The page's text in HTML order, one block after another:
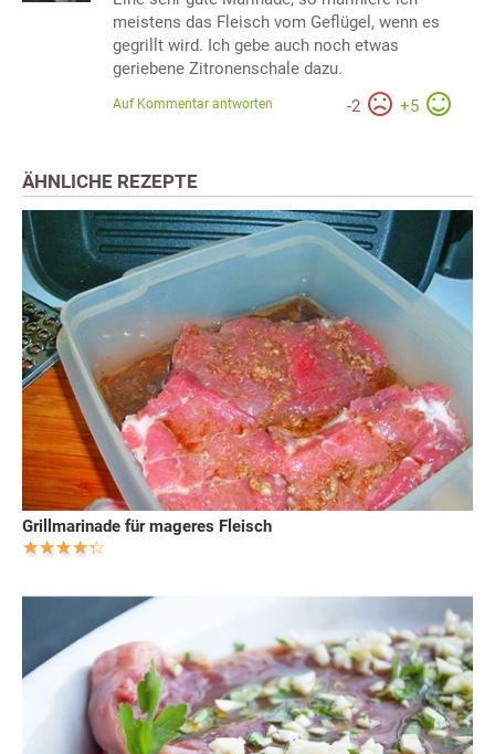
meistens das Fleisch vom Geflügel, wenn es
gegrillt wird. Ich gebe auch noch etwas
geriebene Zitronenschale dazu.
-2 +5
Auf Kommentar antworten
ÄHNLICHE REZEPTE
Grillmarinade für mageres Fleisch